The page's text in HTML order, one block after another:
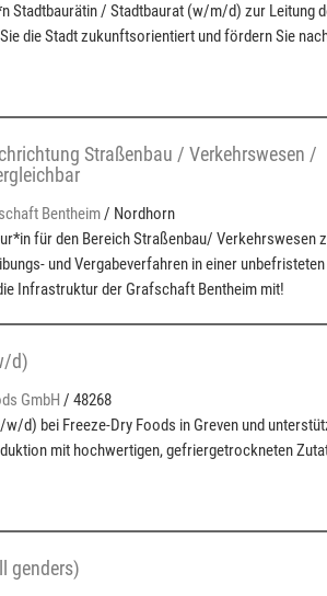
Stadtbaurätin / Stadtbaurat (w/m/d) zur Leitung
die Stadt zukunftsorientiert und fördern Sie
Straßenbau / Verkehrswesen /
Bentheim/ Nordhorn
für den Bereich Straßenbau/ Verkehrswesen
und Vergabeverfahren in einer unbefristeten
Infrastruktur der Grafschaft Bentheim mit!
d)
GmbH / 48268
d) bei Freeze-Dry Foods in Greven und
mit hochwertigen, gefriergetrockneten
genders)